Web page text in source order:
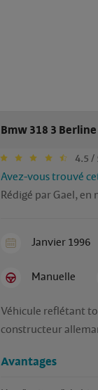
Bmw 318 3
4.5 /
Avez-vous trouvé
Rédigé par Gael, en
Janvier 1996
Manuelle
Véhicule reflétant
Avantages